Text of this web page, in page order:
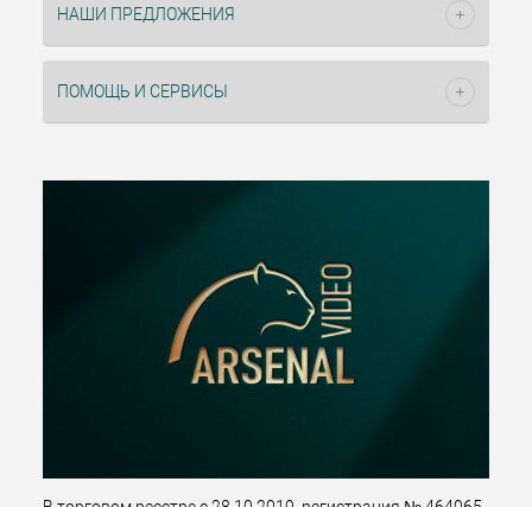
НАШИ ПРЕДЛОЖЕНИЯ
ПОМОЩЬ И СЕРВИСЫ